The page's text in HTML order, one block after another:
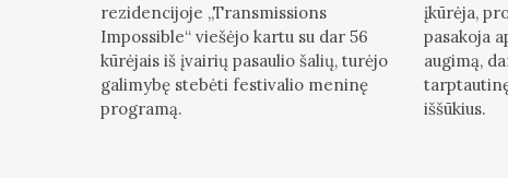
rezidencijoje „Transmissions
Impossible“ viešėjo kartu su dar 56
kūrėjais iš įvairių pasaulio šalių, turėjo
galimybę stebėti festivalio meninę
programą.
įkūrėja,
pasakoja
augimą,
iššūkius.